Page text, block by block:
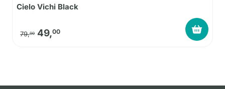
Cielo Vichi Black
79,00 Oorspronkelijke prijs was: 79,00.
49,00Huidige prijs is: 49,00.